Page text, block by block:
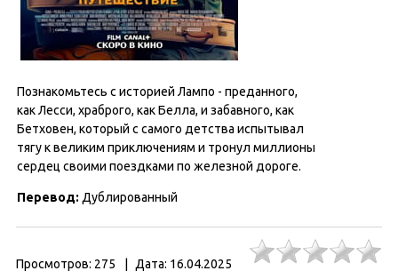
Познакомьтесь с историей Лампо - преданного,
как Лесси, храброго, как Белла, и забавного, как
Бетховен, который с самого детства испытывал
тягу к великим приключениям и тронул миллионы
сердец своими поездками по железной дороге.
Перевод: Дублированный
Просмотров: 275 Дата: 16.04.2025